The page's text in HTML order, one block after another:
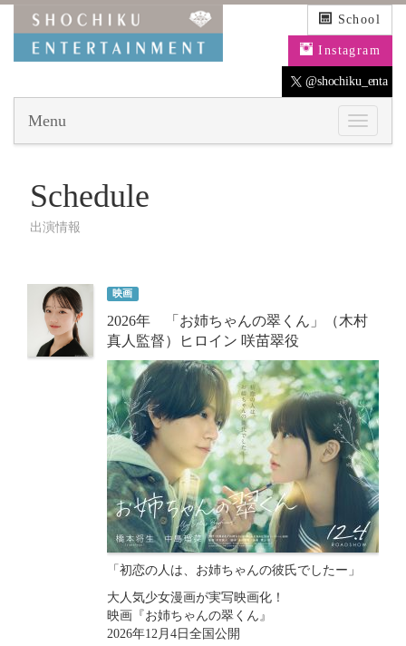
School
Instagram
@shochiku_enta
Menu
Schedule
出演情報
映画
2026年 「お姉ちゃんの翠くん」（木村
真人監督）ヒロイン 咲苗翠役
「初恋の人は、お姉ちゃんの彼氏でしたー」
大人気少女漫画が実写映画化！
映画『お姉ちゃんの翠くん』
2026年12月4日全国公開